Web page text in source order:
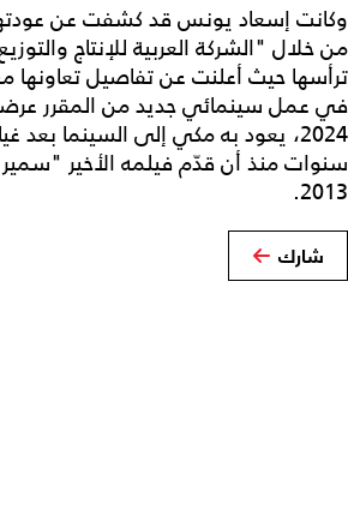
وكانت إسعاد يونس قد كشفت عن
من خلال "الشركة العربية للإنتاج
ترأسها حيث أعلنت عن تفاصيل تعاونها
في عمل سينمائي جديد من المقرر
2024، يعود به مكي إلى السينما بعد
سنوات منذ أن قدّم فيلمه الأخير
2013.
شارك